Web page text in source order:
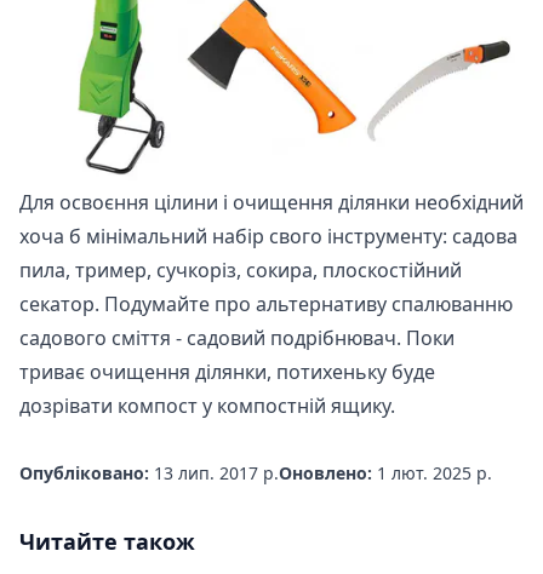
Для освоєння цілини і очищення ділянки необхідний
хоча б мінімальний набір свого інструменту: садова
пила, тример, сучкоріз, сокира, плоскостійний
секатор. Подумайте про альтернативу спалюванню
садового сміття - садовий подрібнювач. Поки
триває очищення ділянки, потихеньку буде
дозрівати компост у компостній ящику.
Опубліковано: 13 лип. 2017 р.Оновлено: 1 лют. 2025 р.
Читайте також